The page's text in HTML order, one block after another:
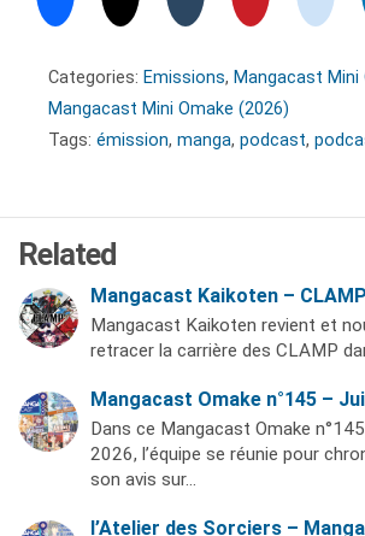
Categories: Emissions, Mangacast Mini
Mangacast Mini Omake (2026)
Tags: émission, manga, podcast,
Related
Mangacast Kaikoten –
Mangacast Kaikoten revient et
retracer la carrière des CLAMP
Mangacast Omake n°145 –
Dans ce Mangacast Omake
2026, l’équipe se réunie pour
son avis sur…
l’Atelier des Sorciers –